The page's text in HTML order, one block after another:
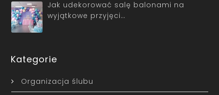
Jak udekorować salę balonami na
wyjątkowe przyjęci…
Kategorie
Organizacja ślubu